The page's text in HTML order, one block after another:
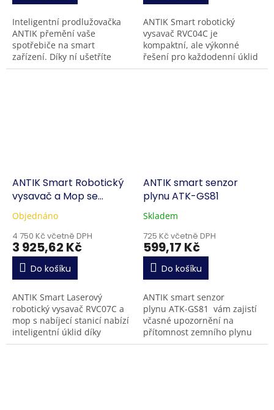
Inteligentní prodlužovačka
ANTIK přemění vaše
spotřebiče na smart
zařízení. Díky ní ušetříte
nejen čas, ale díky
ANTIK Smart robotický
vysavač RVC04C je
kompaktní, ale výkonné
řešení pro každodenní úklid
domácnosti. Díky laserové
ANTIK Smart Robotický
vysavač a Mop se
zásobníkem RVC07C
Objednáno
4 750 Kč včetně DPH
3 925,62 Kč
Do košíku
ANTIK Smart Laserový
robotický vysavač RVC07C a
mop s nabíjecí stanicí nabízí
inteligentní úklid díky
přesné laserové navigaci
ANTIK smart senzor
plynu ATK-GS81
Skladem
725 Kč včetně DPH
599,17 Kč
Do košíku
ANTIK smart senzor
plynu ATK-GS81 vám zajistí
včasné upozornění na
přítomnost zemního plynu
ve vašem monitorovaném